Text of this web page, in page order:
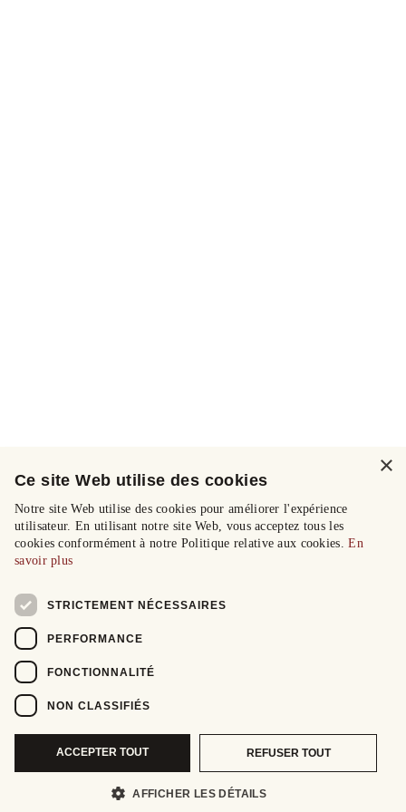
×
Ce site Web utilise des cookies
Notre site Web utilise des cookies pour améliorer l'expérience
utilisateur. En utilisant notre site Web, vous acceptez tous les
cookies conformément à notre Politique relative aux cookies.En
savoir plus
STRICTEMENT NÉCESSAIRES
PERFORMANCE
FONCTIONNALITÉ
NON CLASSIFIÉS
ACCEPTER TOUT REFUSER TOUT
AFFICHER LES DÉTAILS